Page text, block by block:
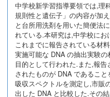
中学校新学習指導要領では,理
規則性と遺伝子」の内容が加
と台所用洗剤を用いた簡便法
れている.本研究は,中学校に
これまでに報告されている材
実施可能な DNA の抽出実験
目的として行われた.また,報
されたものが DNA であるこ
吸収スペクトルを測定し,市販
出した DNA と比較した.その